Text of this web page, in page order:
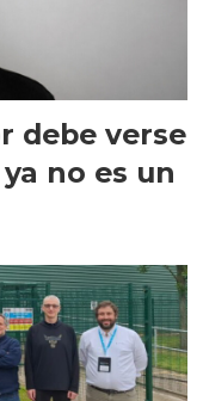
debe verse
no es un